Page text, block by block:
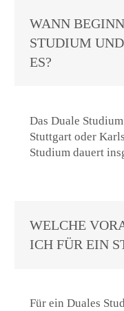
WANN
STUDIUM
ES?
Das Duale
Stuttgart oder
Studium dauert
WELCHE
ICH FÜR EIN
Für ein Duales